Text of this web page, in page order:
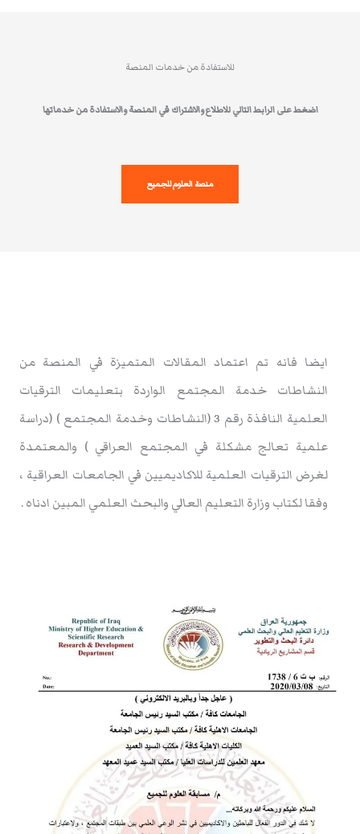
للاستفادة من خدمات المنصة
اضغط على الرابط التالي للاطلاع والاشتراك في المنصة والاستفادة من خدماتها
منصة العلوم للجميع
ايضا فانه تم اعتماد المقالات المتميزة في المنصة من
النشاطات خدمة المجتمع الواردة بتعليمات الترقيات
العلمية النافذة رقم 3 (النشاطات وخدمة المجتمع ) (دراسة
علمية تعالج مشكلة في المجتمع العراقي ) والمعتمدة
لغرض الترقيات العلمية للاكاديميين في الجامعات العراقية ،
وفقا لكتاب وزارة التعليم العالي والبحث العلمي المبين ادناه .